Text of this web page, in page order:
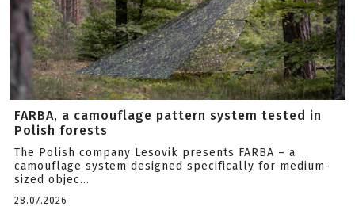
FARBA, a camouflage pattern system tested in
Polish forests
The Polish company Lesovik presents FARBA – a
camouflage system designed specifically for medium-
sized objec...
28.07.2026